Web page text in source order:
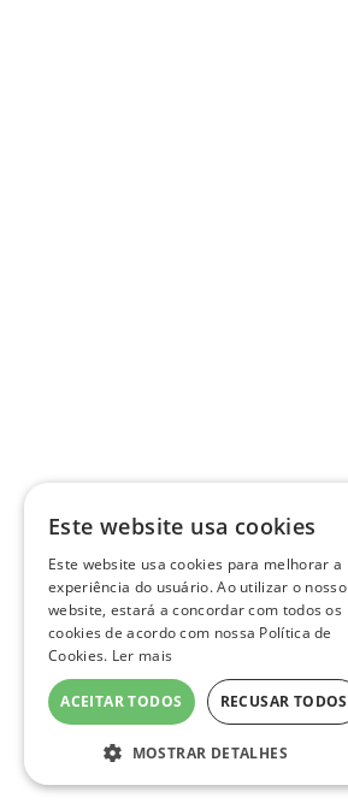
Este website usa cookies
Este website usa cookies para melhorar a
experiência do usuário. Ao utilizar o nosso
website, estará a concordar com todos os
cookies de acordo com nossa Política de
Cookies. Ler mais
ACEITAR TODOS RECUSAR TODOS
MOSTRAR DETALHES